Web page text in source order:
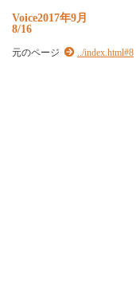
Voice2017年9月
8/16
元のページ ../index.html#8